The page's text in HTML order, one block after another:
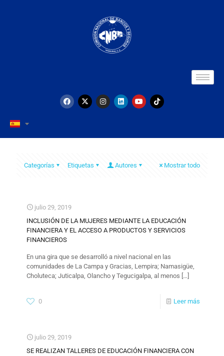
Categorías Etiquetas Autores Mostrar todo
julio 29, 2019
INCLUSIÓN DE LA MUJERES MEDIANTE LA EDUCACIÓN
FINANCIERA Y EL ACCESO A PRODUCTOS Y SERVICIOS
FINANCIEROS
En una gira que se desarrolló a nivel nacional en las
comunidades de La Campa y Gracias, Lempira; Namasigüe,
Choluteca; Juticalpa, Olancho y Tegucigalpa, al menos […]
0 Leer más
julio 29, 2019
SE REALIZAN TALLERES DE EDUCACIÓN FINANCIERA CON